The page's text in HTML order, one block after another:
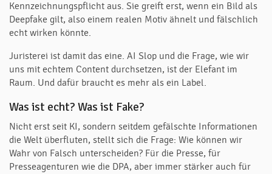
Kennzeichnungspflicht aus. Sie greift erst, wenn ein Bild als
Deepfake gilt, also einem realen Motiv ähnelt und fälschlich
echt wirken könnte.
Juristerei ist damit das eine. AI Slop und die Frage, wie wir
uns mit echtem Content durchsetzen, ist der Elefant im
Raum. Und dafür braucht es mehr als ein Label.
Was ist echt? Was ist Fake?
Nicht erst seit KI, sondern seitdem gefälschte Informationen
die Welt überfluten, stellt sich die Frage: Wie können wir
Wahr von Falsch unterscheiden? Für die Presse, für
Presseagenturen wie die DPA, aber immer stärker auch für